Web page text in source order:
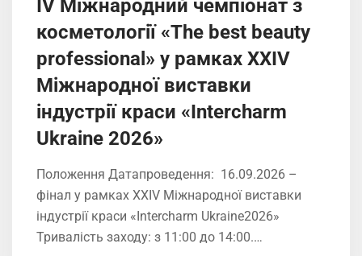
IV Міжнародний чемпіонат з
косметології «The best beauty
professional» у рамках XXIV
Міжнародної виставки
індустрії краси «Intercharm
Ukrainе 2026»
Положення Датапроведення: 16.09.2026 –
фінал у рамках XXIV Міжнародної виставки
індустрії краси «Intercharm Ukrainе2026»
Тривалість заходу: з 11:00 до 14:00.…